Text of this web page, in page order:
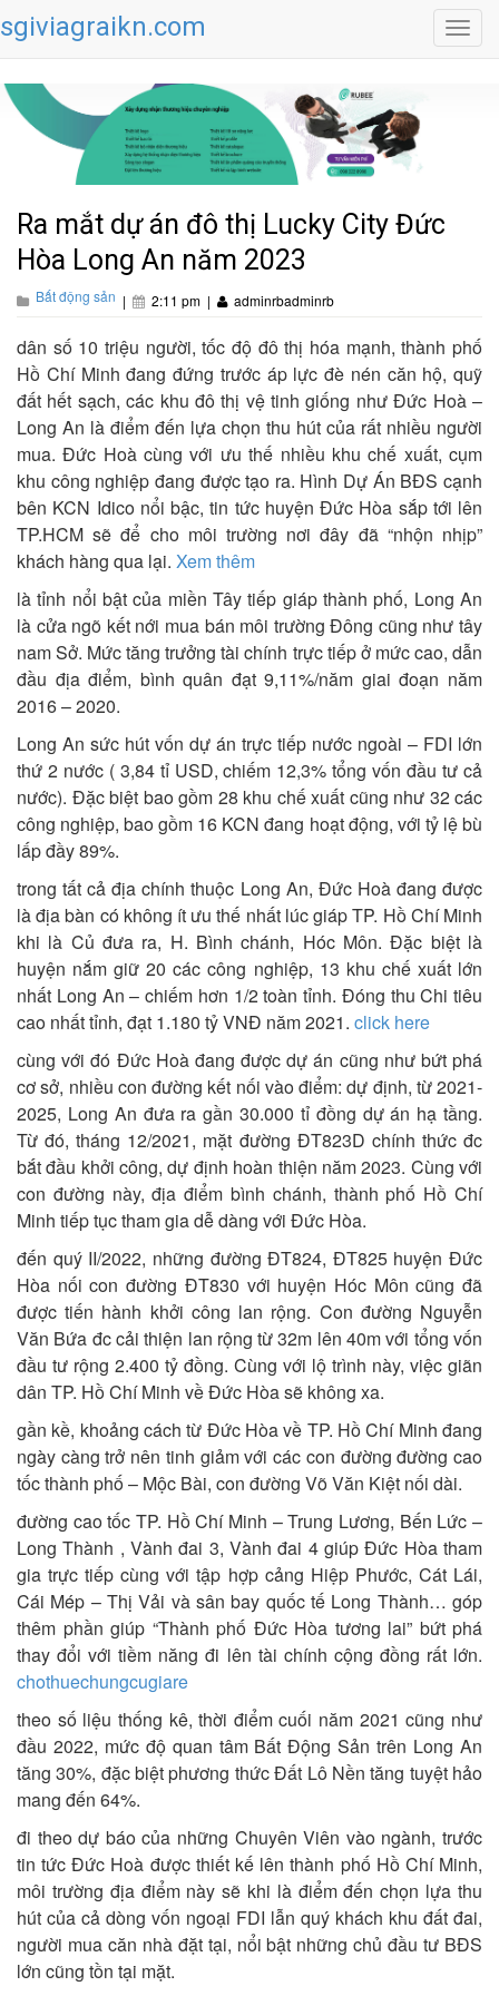
sgiviagraikn.com
Ra mắt dự án đô thị Lucky City Đức
Hòa Long An năm 2023
Bất động sản | 2:11 pm | adminrbadminrb
dân số 10 triệu người, tốc độ đô thị hóa mạnh, thành phố
Hồ Chí Minh đang đứng trước áp lực đè nén căn hộ, quỹ
đất hết sạch, các khu đô thị vệ tinh giống như Đức Hoà –
Long An là điểm đến lựa chọn thu hút của rất nhiều người
mua. Đức Hoà cùng với ưu thế nhiều khu chế xuất, cụm
khu công nghiệp đang được tạo ra. Hình Dự Án BĐS cạnh
bên KCN Idico nổi bậc, tin tức huyện Đức Hòa sắp tới lên
TP.HCM sẽ để cho môi trường nơi đây đã “nhộn nhịp”
khách hàng qua lại. Xem thêm
là tỉnh nổi bật của miền Tây tiếp giáp thành phố, Long An
là cửa ngõ kết nới mua bán môi trường Đông cũng như tây
nam Sở. Mức tăng trưởng tài chính trực tiếp ở mức cao, dẫn
đầu địa điểm, bình quân đạt 9,11%/năm giai đoạn năm
2016 – 2020.
Long An sức hút vốn dự án trực tiếp nước ngoài – FDI lớn
thứ 2 nước ( 3,84 tỉ USD, chiếm 12,3% tổng vốn đầu tư cả
nước). Đặc biệt bao gồm 28 khu chế xuất cũng như 32 các
công nghiệp, bao gồm 16 KCN đang hoạt động, với tỷ lệ bù
lấp đầy 89%.
trong tất cả địa chính thuộc Long An, Đức Hoà đang được
là địa bàn có không ít ưu thế nhất lúc giáp TP. Hồ Chí Minh
khi là Củ đưa ra, H. Bình chánh, Hóc Môn. Đặc biệt là
huyện nắm giữ 20 các công nghiệp, 13 khu chế xuất lớn
nhất Long An – chiếm hơn 1/2 toàn tỉnh. Đóng thu Chi tiêu
cao nhất tỉnh, đạt 1.180 tỷ VNĐ năm 2021. click here
cùng với đó Đức Hoà đang được dự án cũng như bứt phá
cơ sở, nhiều con đường kết nối vào điểm: dự định, từ 2021-
2025, Long An đưa ra gần 30.000 tỉ đồng dự án hạ tầng.
Từ đó, tháng 12/2021, mặt đường ĐT823D chính thức đc
bắt đầu khởi công, dự định hoàn thiện năm 2023. Cùng với
con đường này, địa điểm bình chánh, thành phố Hồ Chí
Minh tiếp tục tham gia dễ dàng với Đức Hòa.
đến quý II/2022, những đường ĐT824, ĐT825 huyện Đức
Hòa nối con đường ĐT830 với huyện Hóc Môn cũng đã
được tiến hành khởi công lan rộng. Con đường Nguyễn
Văn Bứa đc cải thiện lan rộng từ 32m lên 40m với tổng vốn
đầu tư rộng 2.400 tỷ đồng. Cùng với lộ trình này, việc giãn
dân TP. Hồ Chí Minh về Đức Hòa sẽ không xa.
gần kề, khoảng cách từ Đức Hòa về TP. Hồ Chí Minh đang
ngày càng trở nên tinh giảm với các con đường đường cao
tốc thành phố – Mộc Bài, con đường Võ Văn Kiệt nối dài.
đường cao tốc TP. Hồ Chí Minh – Trung Lương, Bến Lức –
Long Thành , Vành đai 3, Vành đai 4 giúp Đức Hòa tham
gia trực tiếp cùng với tập hợp cảng Hiệp Phước, Cát Lái,
Cái Mép – Thị Vải và sân bay quốc tế Long Thành… góp
thêm phần giúp “Thành phố Đức Hòa tương lai” bứt phá
thay đổi với tiềm năng đi lên tài chính cộng đồng rất lớn.
chothuechungcugiare
theo số liệu thống kê, thời điểm cuối năm 2021 cũng như
đầu 2022, mức độ quan tâm Bất Động Sản trên Long An
tăng 30%, đặc biệt phương thức Đất Lô Nền tăng tuyệt hảo
mang đến 64%.
đi theo dự báo của những Chuyên Viên vào ngành, trước
tin tức Đức Hoà được thiết kế lên thành phố Hồ Chí Minh,
môi trường địa điểm này sẽ khi là điểm đến chọn lựa thu
hút của cả dòng vốn ngoại FDI lẫn quý khách khu đất đai,
người mua căn nhà đặt tại, nổi bật những chủ đầu tư BĐS
lớn cũng tồn tại mặt.